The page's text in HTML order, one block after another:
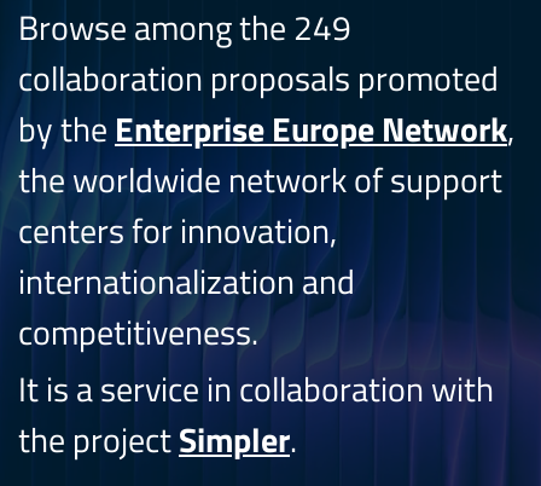
Browse among the 249
collaboration proposals promoted
by the Enterprise Europe Network,
the worldwide network of support
centers for innovation,
internationalization and
competitiveness.
It is a service in collaboration with
the projectSimpler.